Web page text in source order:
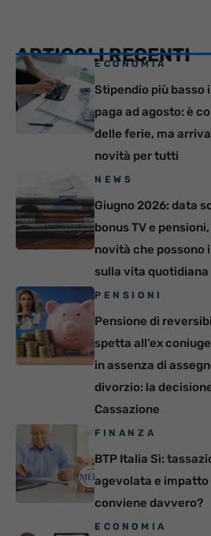
ARTICOLI RECENTI
ECONOMIA
Stipendio più basso
paga ad agosto: è
delle ferie, ma
novità per tutti
NEWS
Giugno 2026: data
bonus TV e pensioni,
novità che possono
sulla vita quotidiana
PENSIONI
Pensione di
spetta all’ex
in assenza di
divorzio: la
Cassazione
FINANZA
BTP Italia Sì:
agevolata e impatto
conviene davvero?
ECONOMIA